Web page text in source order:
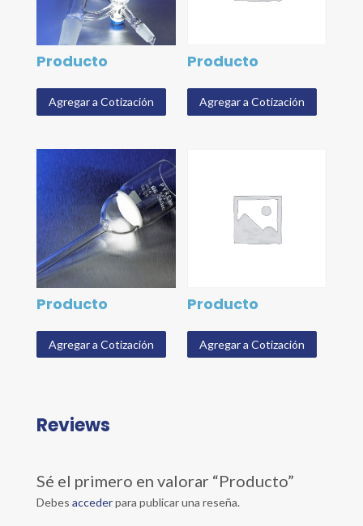
Producto
Agregar a Cotización
Producto
Agregar a Cotización
Producto
Agregar a Cotización
Producto
Agregar a Cotización
Reviews
Sé el primero en valorar “Producto”
Debes accederpara publicar una reseña.